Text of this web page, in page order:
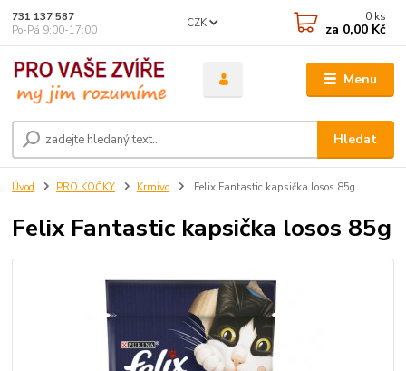
Menu
CZK
Hledat
731 137 587
Po-Pá 9:00-17:00
0 ks
za 0,00 Kč
Úvod PRO KOČKY Krmivo Felix Fantastic kapsička losos 85g
Felix Fantastic kapsička losos 85g